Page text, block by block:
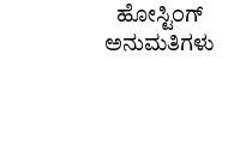
ಹೋಸ್ಟಿಂಗ್
ಅನುಮತಿಗಳು